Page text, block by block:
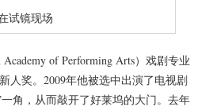
试镜现场
of Performing Arts）戏剧专业
人奖。2009年他被选中出演了电视剧
一角，从而敲开了好莱坞的大门。去年